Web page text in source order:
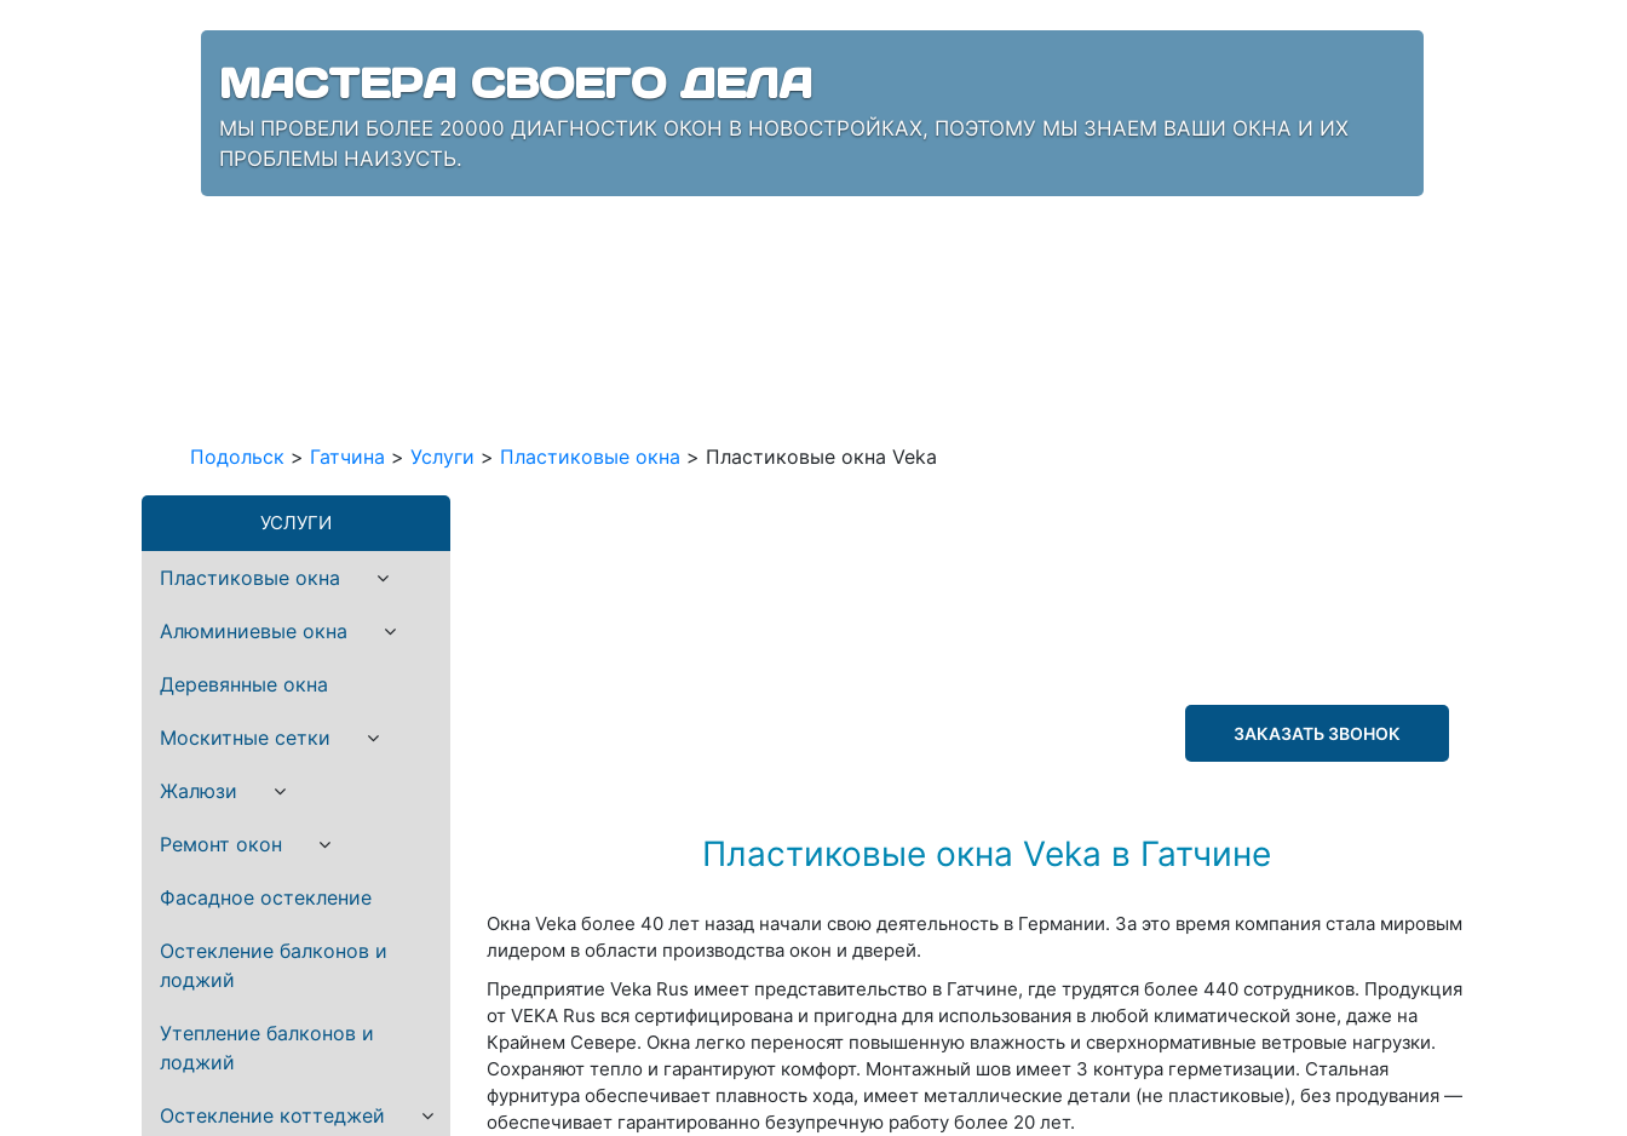
МАСТЕРА СВОЕГО ДЕЛА
МЫ ПРОВЕЛИ БОЛЕЕ 20000 ДИАГНОСТИК ОКОН В НОВОСТРОЙКАХ, ПОЭТОМУ МЫ ЗНАЕМ ВАШИ ОКНА И ИХ
ПРОБЛЕМЫ НАИЗУСТЬ.
Подольск > Гатчина > Услуги > Пластиковые окна > Пластиковые окна Veka
УСЛУГИ
Пластиковые окна
Алюминиевые окна
Деревянные окна
Москитные сетки
Жалюзи
Ремонт окон
Фасадное остекление
Остекление балконов и
лоджий
Утепление балконов и
лоджий
Остекление коттеджей
ЗАКАЗАТЬ ЗВОНОК
Пластиковые окна Veka в Гатчине
Окна Veka более 40 лет назад начали свою деятельность в Германии. За это время компания стала мировым
лидером в области производства окон и дверей.
Предприятие Veka Rus имеет представительство в Гатчине, где трудятся более 440 сотрудников. Продукция
от VEKA Rus вся сертифицирована и пригодна для использования в любой климатической зоне, даже на
Крайнем Севере. Окна легко переносят повышенную влажность и сверхнормативные ветровые нагрузки.
Сохраняют тепло и гарантируют комфорт. Монтажный шов имеет 3 контура герметизации. Стальная
фурнитура обеспечивает плавность хода, имеет металлические детали (не пластиковые), без продувания —
обеспечивает гарантированно безупречную работу более 20 лет.